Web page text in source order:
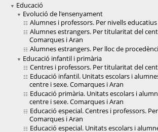
Educació
Evolució de l'ensenyament
Alumnes i professors. Per nivells educatius
Alumnes estrangers. Per titularitat del
Comarques i Aran
Alumnes estrangers. Per lloc de
Educació infantil i primària
Centres i professors. Per titularitat del
Educació infantil. Unitats escolars i
centre i sexe. Comarques i Aran
Educació primària. Unitats escolars i
centre i sexe. Comarques i Aran
Educació especial. Centres i professors.
Comarques i Aran
Educació especial. Unitats escolars i